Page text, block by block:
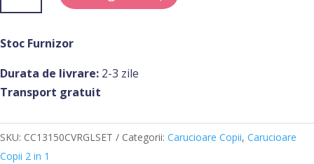
Carucior
copii
TRIV
next
+
Landou
Stoc Furnizor
Durata de livrare: 2-3 zile
Transport gratuit
SKU: CC13150CVRGLSET Categorii: Carucioare Copii, Carucioare
Copii 2 in 1